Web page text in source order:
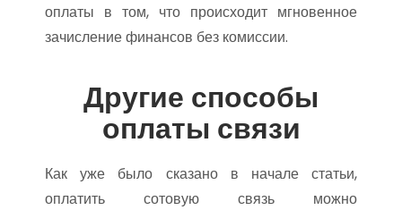
оплаты в том, что происходит мгновенное
зачисление финансов без комиссии.
Другие способы
оплаты связи
Как уже было сказано в начале статьи,
оплатить сотовую связь можно